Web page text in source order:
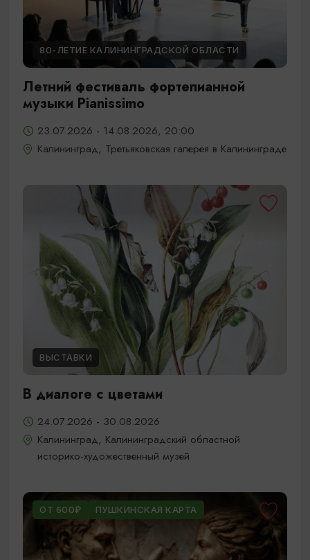
80-ЛЕТИЕ КАЛИНИНГРАДСКОЙ ОБЛАСТИ
Летний фестиваль фортепианной
музыки Pianissimo
23.07.2026 - 14.08.2026, 20:00
Калининград, Третьяковская галерея в Калининграде
ВЫСТАВКИ
В диалоге с цветами
24.07.2026 - 30.08.2026
Калининград, Калининградский областной
историко-художественный музей
ОТ 600₽ ПУШКИНСКАЯ КАРТА